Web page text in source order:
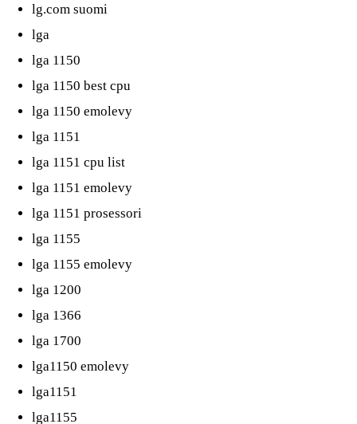
lg.com suomi
lga
lga 1150
lga 1150 best cpu
lga 1150 emolevy
lga 1151
lga 1151 cpu list
lga 1151 emolevy
lga 1151 prosessori
lga 1155
lga 1155 emolevy
lga 1200
lga 1366
lga 1700
lga1150 emolevy
lga1151
lga1155